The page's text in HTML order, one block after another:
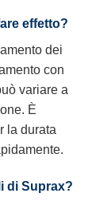
effetto?
dei
con
variare a
È
la durata
di Suprax?